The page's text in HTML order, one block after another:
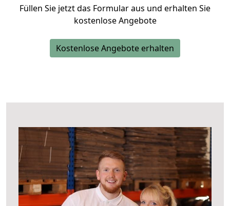
Füllen Sie jetzt das Formular aus und erhalten Sie
kostenlose Angebote
Kostenlose Angebote erhalten